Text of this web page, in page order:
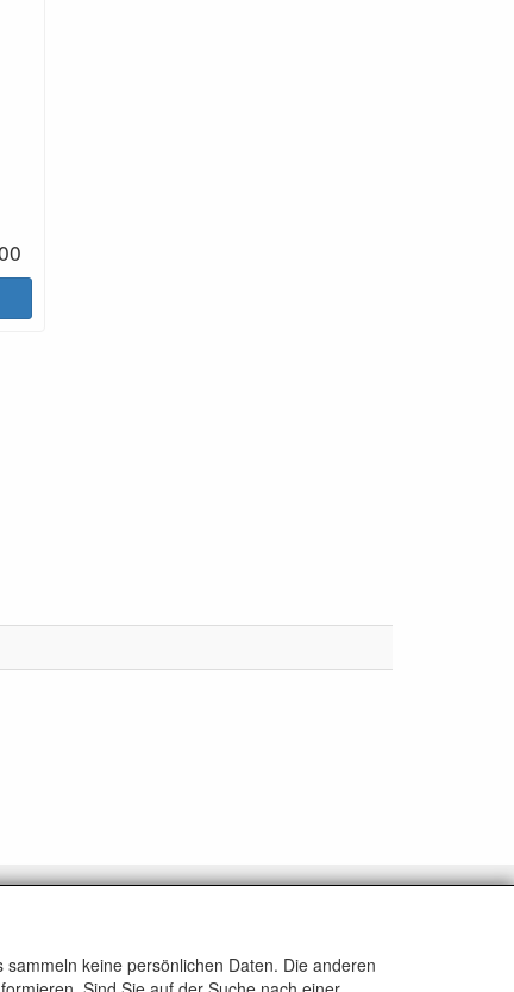
Logistik durch OTOPARTS BV
keine persönlichen Daten. Die anderen